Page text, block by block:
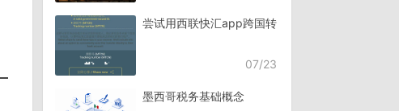
尝试用西联快汇app跨国转账
07/23
墨西哥税务基础概念